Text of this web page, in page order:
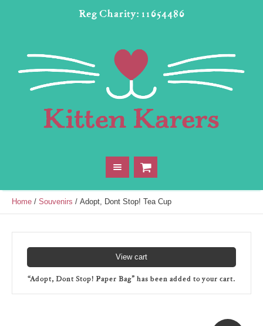
Reg Charity: 11654486
Home / Souvenirs / Adopt, Dont Stop! Tea Cup
View cart
“Adopt, Dont Stop! Paper Bag” has been added to your cart.